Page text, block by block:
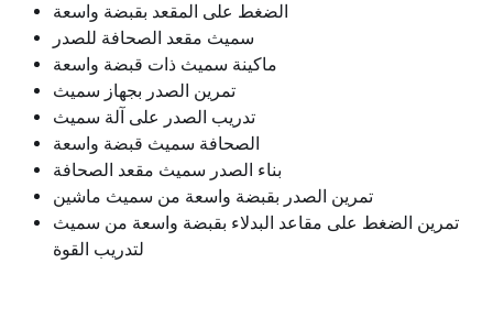
الضغط على المقعد بقبضة واسعة
سميث مقعد الصحافة للصدر
ماكينة سميث ذات قبضة واسعة
تمرين الصدر بجهاز سميث
تدريب الصدر على آلة سميث
الصحافة سميث قبضة واسعة
بناء الصدر سميث مقعد الصحافة
تمرين الصدر بقبضة واسعة من سميث ماشين
تمرين الضغط على مقاعد البدلاء بقبضة واسعة من سميث
لتدريب القوة